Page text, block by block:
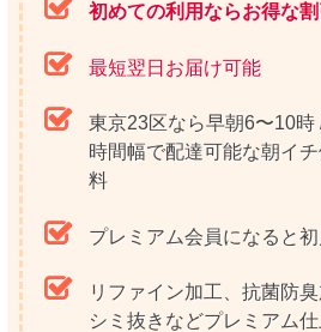
初めての利用ならお得な
最短翌日お届け可能
東京23区なら早朝6〜10時
時間幅で配達可能な朝イ
料
プレミアム会員になると
リファイン加工、抗菌防臭
シミ抜きなどプレミアム